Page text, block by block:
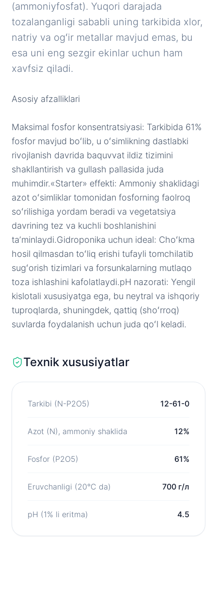
(ammoniyfosfat). Yuqori darajada
tozalanganligi sababli uning tarkibida xlor,
natriy va ogʻir metallar mavjud emas, bu
esa uni eng sezgir ekinlar uchun ham
xavfsiz qiladi.
Asosiy afzalliklari
Maksimal fosfor konsentratsiyasi: Tarkibida 61%
fosfor mavjud boʻlib, u oʻsimlikning dastlabki
rivojlanish davrida baquvvat ildiz tizimini
shakllantirish va gullash pallasida juda
muhimdir.«Starter» effekti: Ammoniy shaklidagi
azot oʻsimliklar tomonidan fosforning faolroq
soʻrilishiga yordam beradi va vegetatsiya
davrining tez va kuchli boshlanishini
taʼminlaydi.Gidroponika uchun ideal: Choʻkma
hosil qilmasdan toʻliq erishi tufayli tomchilatib
sugʻorish tizimlari va forsunkalarning mutlaqo
toza ishlashini kafolatlaydi.pH nazorati: Yengil
kislotali xususiyatga ega, bu neytral va ishqoriy
tuproqlarda, shuningdek, qattiq (shoʻrroq)
suvlarda foydalanish uchun juda qoʻl keladi.
Texnik xususiyatlar
Tarkibi (N-P2O5) 12-61-0
Azot (N), ammoniy shaklida 12%
Fosfor (P2O5) 61%
Eruvchanligi (20°C da) 700 г/л
pH (1% li eritma) 4.5